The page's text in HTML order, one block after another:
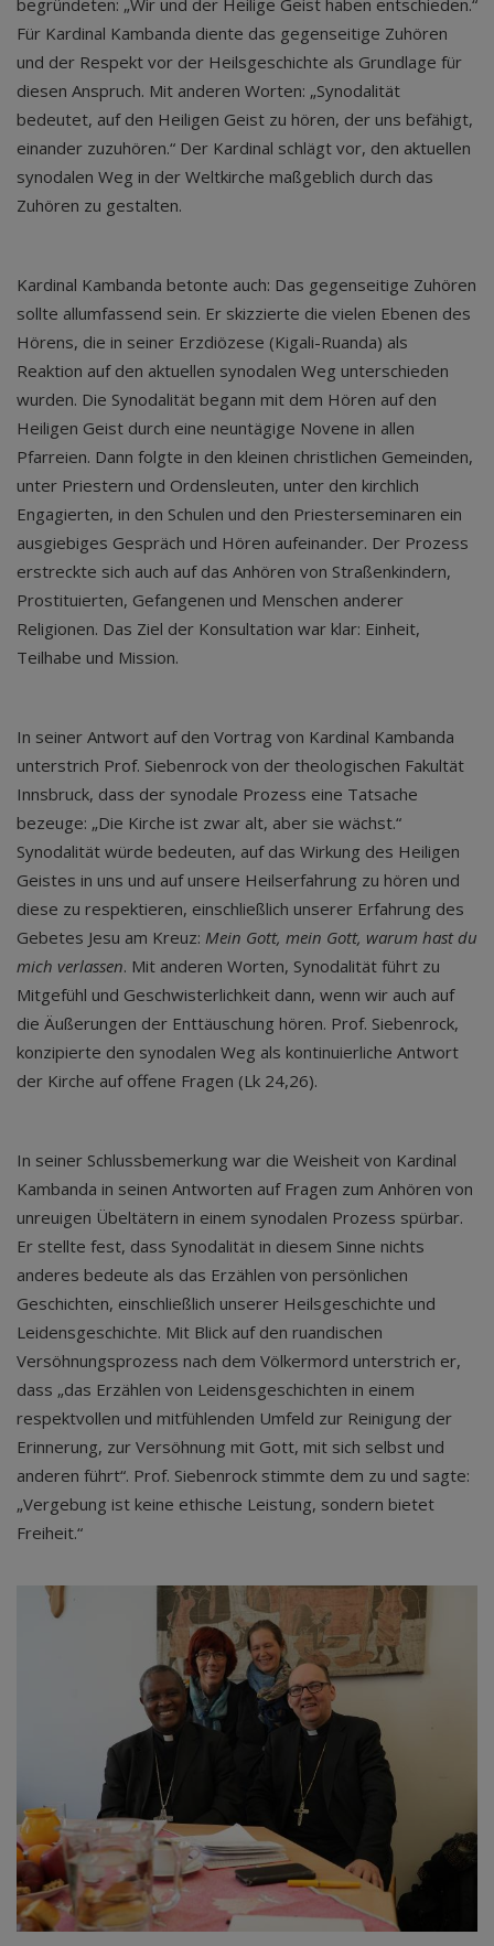
begründeten: „Wir und der Heilige Geist haben entschieden.“
Für Kardinal Kambanda diente das gegenseitige Zuhören
und der Respekt vor der Heilsgeschichte als Grundlage für
diesen Anspruch. Mit anderen Worten: „Synodalität
bedeutet, auf den Heiligen Geist zu hören, der uns befähigt,
einander zuzuhören.“ Der Kardinal schlägt vor, den aktuellen
synodalen Weg in der Weltkirche maßgeblich durch das
Zuhören zu gestalten.
Kardinal Kambanda betonte auch: Das gegenseitige Zuhören
sollte allumfassend sein. Er skizzierte die vielen Ebenen des
Hörens, die in seiner Erzdiözese (Kigali-Ruanda) als
Reaktion auf den aktuellen synodalen Weg unterschieden
wurden. Die Synodalität begann mit dem Hören auf den
Heiligen Geist durch eine neuntägige Novene in allen
Pfarreien. Dann folgte in den kleinen christlichen Gemeinden,
unter Priestern und Ordensleuten, unter den kirchlich
Engagierten, in den Schulen und den Priesterseminaren ein
ausgiebiges Gespräch und Hören aufeinander. Der Prozess
erstreckte sich auch auf das Anhören von Straßenkindern,
Prostituierten, Gefangenen und Menschen anderer
Religionen. Das Ziel der Konsultation war klar: Einheit,
Teilhabe und Mission.
In seiner Antwort auf den Vortrag von Kardinal Kambanda
unterstrich Prof. Siebenrock von der theologischen Fakultät
Innsbruck, dass der synodale Prozess eine Tatsache
bezeuge: „Die Kirche ist zwar alt, aber sie wächst.“
Synodalität würde bedeuten, auf das Wirkung des Heiligen
Geistes in uns und auf unsere Heilserfahrung zu hören und
diese zu respektieren, einschließlich unserer Erfahrung des
Gebetes Jesu am Kreuz: Mein Gott, mein Gott, warum hast du
mich verlassen. Mit anderen Worten, Synodalität führt zu
Mitgefühl und Geschwisterlichkeit dann, wenn wir auch auf
die Äußerungen der Enttäuschung hören. Prof. Siebenrock,
konzipierte den synodalen Weg als kontinuierliche Antwort
der Kirche auf offene Fragen (Lk 24,26).
In seiner Schlussbemerkung war die Weisheit von Kardinal
Kambanda in seinen Antworten auf Fragen zum Anhören von
unreuigen Übeltätern in einem synodalen Prozess spürbar.
Er stellte fest, dass Synodalität in diesem Sinne nichts
anderes bedeute als das Erzählen von persönlichen
Geschichten, einschließlich unserer Heilsgeschichte und
Leidensgeschichte. Mit Blick auf den ruandischen
Versöhnungsprozess nach dem Völkermord unterstrich er,
dass „das Erzählen von Leidensgeschichten in einem
respektvollen und mitfühlenden Umfeld zur Reinigung der
Erinnerung, zur Versöhnung mit Gott, mit sich selbst und
anderen führt“. Prof. Siebenrock stimmte dem zu und sagte:
„Vergebung ist keine ethische Leistung, sondern bietet
Freiheit.“